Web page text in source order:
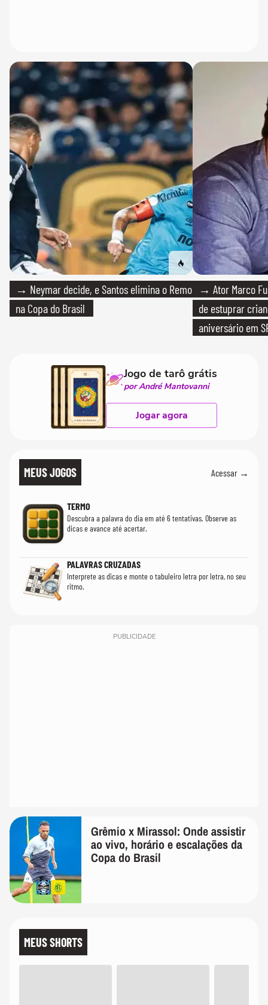
→ Neymar decide, e Santos elimina o Remo
na Copa do Brasil
→ Ator Marco
de estuprar
aniversário em
Jogo de tarô grátis
por André Mantovanni
Jogar agora
MEUS JOGOS Acessar →
TERMO
Descubra a palavra do dia em até 6 tentativas. Observe as
dicas e avance até acertar.
PALAVRAS CRUZADAS
Interprete as dicas e monte o tabuleiro letra por letra, no seu
ritmo.
PUBLICIDADE
Grêmio x Mirassol: Onde assistir
ao vivo, horário e escalações da
Copa do Brasil
MEUS SHORTS